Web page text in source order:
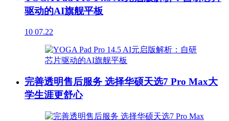
驱动的AI旗舰平板
10 07.22
完善透明售后服务 选择华硕天选7 Pro Max大
学生涯更舒心